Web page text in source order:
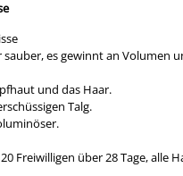
sauber, es gewinnt an Volumen
und das Haar.
Talg.
Freiwilligen über 28 Tage, alle